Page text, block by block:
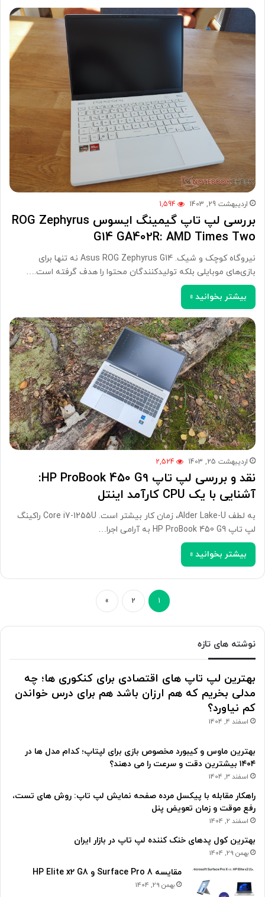
اردیبهشت 29, 1403 1,594
بررسی لپ تاپ گیمینگ ایسوس ROG Zephyrus
G14 GA402R: AMD Times Two
نیروگاه کوچک و شیک. Asus ROG Zephyrus G14 نه تنها برای
بازی‌های موبایلی بلکه تولیدکنندگان محتوا را هدف گرفته است.…
بیشتر بخوانید »
اردیبهشت 25, 1403 2,524
نقد و بررسی لپ تاپ HP ProBook 450 G9:
آشنایی با یک CPU کارآمد اینتل
به لطف Alder Lake-U، زمان کار بیشتر است. Core i7-1255U راکینگ
لپ تاپ HP ProBook 450 G9 به آرامی اجرا…
بیشتر بخوانید »
1
2
»
نوشته های تازه
بهترین لپ تاپ های اقتصادی برای کنکوری ها؛ چه
مدلی بخریم که هم ارزان باشد هم برای درس خواندن
کم نیاورد؟
اسفند 4, 1404
بهترین ماوس و کیبورد مخصوص بازی برای لپتاپ؛ کدام مدل ها در
۱۴۰۴ بیشترین دقت و سرعت را می دهند؟
اسفند 3, 1404
راهکار مقابله با پیکسل مرده صفحه نمایش لپ تاپ: روش های تست،
رفع موقت و زمان تعویض پنل
اسفند 2, 1404
بهترین کول پدهای خنک کننده لپ تاپ در بازار ایران
بهمن 29, 1404
مقایسه Surface Pro 8 و HP Elite x2 G8
بهمن 29, 1404